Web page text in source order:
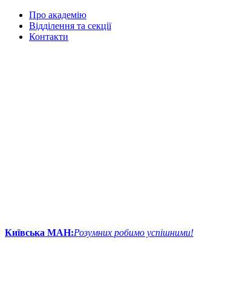
Про академію
Відділення та секції
Контакти
Київська МАН:Розумних робимо успішними!